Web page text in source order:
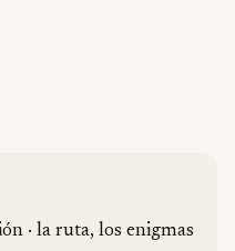
· la ruta, los enigmas